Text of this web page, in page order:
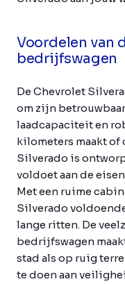
Voordelen van
bedrijfswagen
De Chevrolet
om zijn
laadcapaciteit en
kilometers maakt of
Silverado is
voldoet aan de
Met een ruime
Silverado
lange ritten. De
bedrijfswagen
stad als op ruig
te doen aan